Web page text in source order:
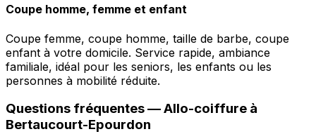
Coupe homme, femme et enfant
Coupe femme, coupe homme, taille de barbe, coupe
enfant à votre domicile. Service rapide, ambiance
familiale, idéal pour les seniors, les enfants ou les
personnes à mobilité réduite.
Questions fréquentes —Allo-coiffure à
Bertaucourt-Epourdon